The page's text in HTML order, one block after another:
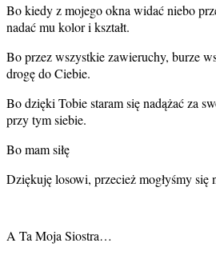
Bo kiedy z mojego okna widać niebo
nadać mu kolor i kształt.
Bo przez wszystkie zawieruchy, burze
drogę do Ciebie.
Bo dzięki Tobie staram się nadążać za
przy tym siebie.
Bo mam siłę
Dziękuję losowi, przecież mogłyśmy się
A Ta Moja Siostra…